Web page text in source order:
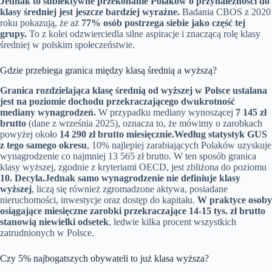
klasy średniej jest jeszcze bardziej wyraźne. Badania CBOS z 2020
roku pokazują, że aż 77% osób postrzega siebie jako część tej
grupy. To z kolei odzwierciedla silne aspiracje i znaczącą rolę klasy
średniej w polskim społeczeństwie.
Gdzie przebiega granica między klasą średnią a wyższą?
Granica rozdzielająca klasę średnią od wyższej w Polsce ustalana
jest na poziomie dochodu przekraczającego dwukrotność
mediany wynagrodzeń. W przypadku mediany wynoszącej 7 145 zł
brutto (dane z września 2025), oznacza to, że mówimy o zarobkach
powyżej około 14 290 zł brutto miesięcznie.Według statystyk GUS
z tego samego okresu, 10% najlepiej zarabiających Polaków uzyskuje
wynagrodzenie co najmniej 13 565 zł brutto. W ten sposób granica
klasy wyższej, zgodnie z kryteriami OECD, jest zbliżona do poziomu
10. Decyla.Jednak samo wynagrodzenie nie definiuje klasy
wyższej, liczą się również zgromadzone aktywa, posiadane
nieruchomości, inwestycje oraz dostęp do kapitału. W praktyce osoby
osiągające miesięczne zarobki przekraczające 14-15 tys. zł brutto
stanowią niewielki odsetek, ledwie kilka procent wszystkich
zatrudnionych w Polsce.
Czy 5% najbogatszych obywateli to już klasa wyższa?